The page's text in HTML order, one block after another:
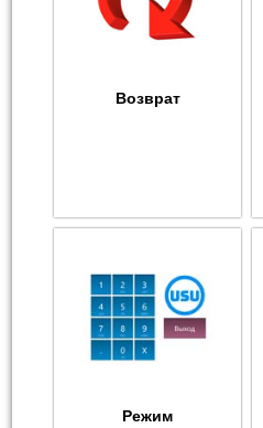
Возврат
Режим